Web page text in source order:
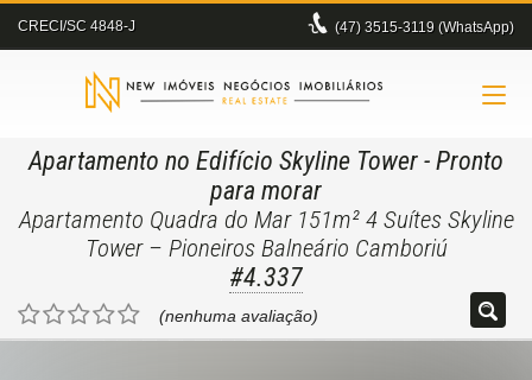
CRECI/SC 4848-J (47) 3515-3119 (WhatsApp)
Apartamento no Edifício Skyline Tower - Pronto
para morar
Apartamento Quadra do Mar 151m² 4 Suítes Skyline
Tower – Pioneiros Balneário Camboriú
#4.337
(nenhuma avaliação)